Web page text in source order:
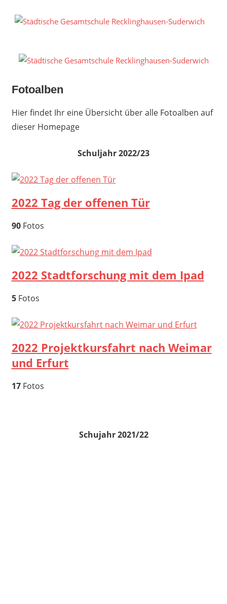
Inhalt
Fotoalben
Hier findet Ihr eine Übersicht über alle Fotoalben auf
dieser Homepage
Schuljahr 2022/23
2022 Tag der offenen Tür
90Fotos
2022 Stadtforschung mit dem Ipad
5Fotos
2022 Projektkursfahrt nach Weimar
und Erfurt
17Fotos
Schujahr 2021/22